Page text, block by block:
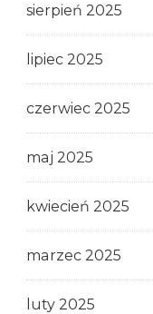
sierpień 2025
lipiec 2025
czerwiec 2025
maj 2025
kwiecień 2025
marzec 2025
luty 2025